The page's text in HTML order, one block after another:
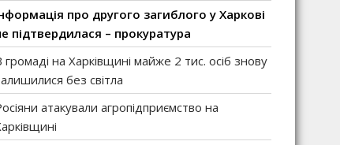
про другого загиблого у Харкові
підтвердилася – прокуратура
громаді на Харківщині майже 2 тис. осіб знову
без світла
атакували агропідприємство на